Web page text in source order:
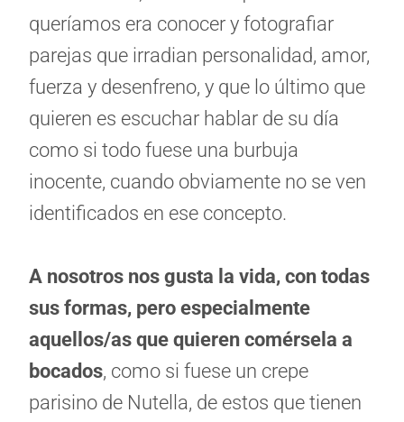
queríamos era conocer y fotografiar
parejas que irradian personalidad, amor,
fuerza y desenfreno, y que lo último que
quieren es escuchar hablar de su día
como si todo fuese una burbuja
inocente, cuando obviamente no se ven
identificados en ese concepto.
A nosotros nos gusta la vida, con todas
sus formas, pero especialmente
aquellos/as que quieren comérsela a
bocados, como si fuese un crepe
parisino de Nutella, de estos que tienen